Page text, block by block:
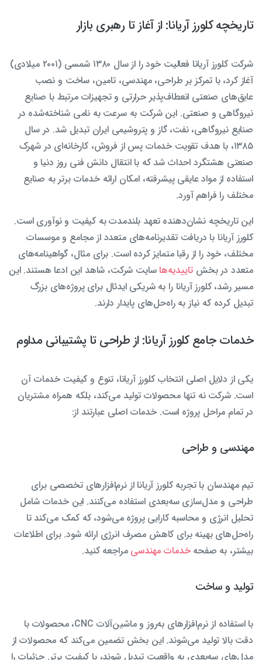
تاریخچه کلورز آریانا: از آغاز تا رهبری بازار
شرکت کلورز آریانا فعالیت خود را از سال ۱۳۸۰ شمسی (۲۰۰۱ میلادی)
آغاز کرد، با تمرکز بر طراحی، مهندسی، تامین، ساخت و نصب
عایق‌های صنعتی انعطاف‌پذیر حرارتی و تجهیزات مرتبط با صنایع
نیروگاهی و صنعتی. این شرکت به سرعت به نامی شناخته‌شده در
صنایع نیروگاهی، نفت، گاز و پتروشیمی ایران تبدیل شد. در سال
۱۳۸۵، با هدف تقویت خدمات پس از فروش، کارخانه‌ای در شهرک
صنعتی هشتگرد احداث شد که با انتقال دانش فنی روز دنیا و
استفاده از مواد عایقی پیشرفته، امکان ارائه خدمات برتر به صنایع
مختلف را فراهم آورد.
این تاریخچه نشان‌دهنده تعهد بلندمدت به کیفیت و نوآوری است.
کلورز آریانا با دریافت تقدیرنامه‌های متعدد از مجامع و موسسات
مختلف، خود را از رقبا متمایز کرده است. برای مثال، گواهینامه‌های
متعدد در بخش تاییدیه‌ها سایت شرکت، شاهد این ادعا هستند. این
مسیر رشد، کلورز آریانا را به شریکی ایدئال برای پروژه‌های بزرگ
تبدیل کرده که نیاز به راه‌حل‌های پایدار دارند.
خدمات جامع کلورز آریانا: از طراحی تا پشتیبانی مداوم
یکی از دلایل اصلی انتخاب کلورز آریانا، تنوع و کیفیت خدمات آن
است. شرکت نه تنها محصولات تولید می‌کند، بلکه همراه مشتریان
در تمام مراحل پروژه است. خدمات اصلی عبارتند از:
مهندسی و طراحی
تیم مهندسان با تجربه کلورز آریانا از نرم‌افزارهای تخصصی برای
طراحی و مدل‌سازی سه‌بعدی استفاده می‌کنند. این خدمات شامل
تحلیل انرژی و محاسبه کارایی پروژه می‌شود، که کمک می‌کند تا
راه‌حل‌های بهینه برای کاهش مصرف انرژی ارائه شود. برای اطلاعات
بیشتر، به صفحهخدمات مهندسی مراجعه کنید.
تولید و ساخت
با استفاده از نرم‌افزارهای به‌روز و ماشین‌آلات CNC، محصولات با
دقت بالا تولید می‌شوند. این بخش تضمین می‌کند که محصولات از
مدل‌های سه‌بعدی به واقعیت تبدیل شوند، با کیفیت برتر. جزئیات را